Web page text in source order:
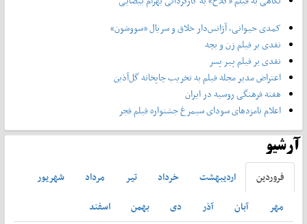
کمدی حیوانی، آژانس‌دار خلاق و سریال «سووشون»
نقدی بر فیلم زن و بچه
نقدی بر فیلم پیر پسر
اعتراض مدیر مجله فیلم به تخریب چاپخانه گل‌آذین
هفته فرهنگی روسیه در ایران
اعلام نامزدهای سودای سیمرغ جشنواره فیلم فجر
آرشیو
فروردين ارديبهشت خرداد تير مرداد
شهريور
مهر
آبان آذر دی بهمن
اسفند